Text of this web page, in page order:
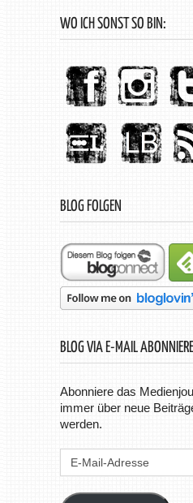
WO ICH SONST SO BIN:
BLOG FOLGEN
BLOG VIA E-MAIL
Abonniere das
immer über neue
werden.